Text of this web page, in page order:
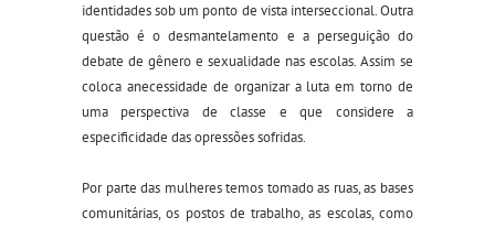
identidades sob um ponto de vista interseccional. Outra
questão é o desmantelamento e a perseguição do
debate de gênero e sexualidade nas escolas. Assim se
coloca anecessidade de organizar a luta em torno de
uma perspectiva de classe e que considere a
especificidade das opressões sofridas.
Por parte das mulheres temos tomado as ruas, as bases
comunitárias, os postos de trabalho, as escolas, como